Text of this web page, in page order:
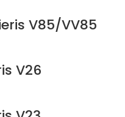
V85/VV85
V26